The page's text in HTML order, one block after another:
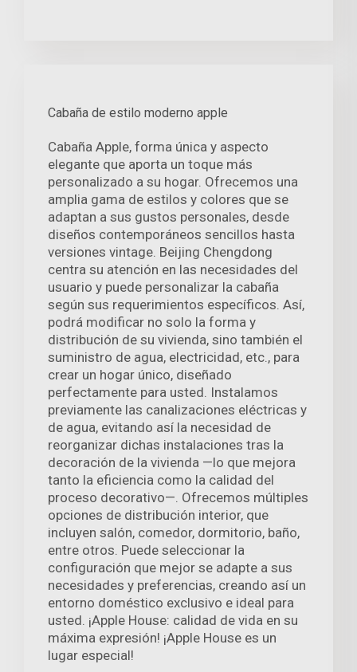
Cabaña de estilo moderno apple
Cabaña Apple, forma única y aspecto
elegante que aporta un toque más
personalizado a su hogar. Ofrecemos una
amplia gama de estilos y colores que se
adaptan a sus gustos personales, desde
diseños contemporáneos sencillos hasta
versiones vintage. Beijing Chengdong
centra su atención en las necesidades del
usuario y puede personalizar la cabaña
según sus requerimientos específicos. Así,
podrá modificar no solo la forma y
distribución de su vivienda, sino también el
suministro de agua, electricidad, etc., para
crear un hogar único, diseñado
perfectamente para usted. Instalamos
previamente las canalizaciones eléctricas y
de agua, evitando así la necesidad de
reorganizar dichas instalaciones tras la
decoración de la vivienda —lo que mejora
tanto la eficiencia como la calidad del
proceso decorativo—. Ofrecemos múltiples
opciones de distribución interior, que
incluyen salón, comedor, dormitorio, baño,
entre otros. Puede seleccionar la
configuración que mejor se adapte a sus
necesidades y preferencias, creando así un
entorno doméstico exclusivo e ideal para
usted. ¡Apple House: calidad de vida en su
máxima expresión! ¡Apple House es un
lugar especial!